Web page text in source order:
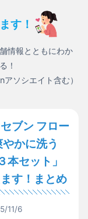
す！
情報とともにわか
！
ソシエイト含む）
ブン フロー
かに洗う
本セット」
す！まとめ
11/6